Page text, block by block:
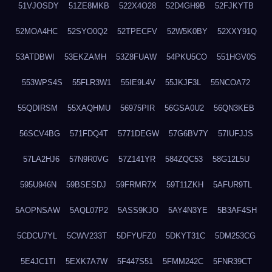
51VJOSDY 51ZE8MKB 522X4O28 52D4GH9B 52FJKYTB
52MOA4HC 52SYO0Q2 52TPECFV 52W5K0BY 52XXY91Q
53ATDBWI 53EKZAMH 53Z8FUAW 54PKU5CO 551HGV0S
553WPS4S 55FLR3W1 55IE9L4V 55JKJF3L 55NCOA72
55QDIRSM 55XAQHMU 56975PIR 56GSA0U2 56QN3KEB
56SCV4BG 571FDQ4T 5771DEGW 57G6BV7Y 57IUFJJS
57LA2HJ6 57N9R0VG 57Z141YR 584ZQC53 58G12L5U
595U946N 59BSESDJ 59FRMR7X 59T11ZKH 5AFUR9TL
5AOPNSAW 5AQL07P2 5ASS9KJO 5AY4N3YE 5B3AF4SH
5CDCU7YL 5CWV233T 5DFYUFZ0 5DKYT31C 5DM253CG
5E4JC1TI 5EXK7A7W 5F447S51 5FMM242C 5FNR39CT